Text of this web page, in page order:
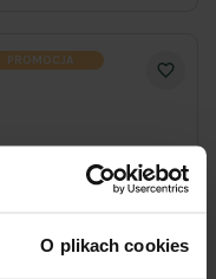
O plikach cookies
PROMOCJA